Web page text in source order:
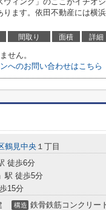
ります。依田不動産には横
間取り 面積 詳細
せん。
へのお問い合わせはこちら
鶴見中央 １丁目
徒歩6分
」駅 徒歩5分
15分
構造 鉄骨鉄筋コンクリー